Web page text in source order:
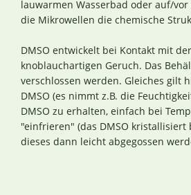
lauwarmen Wasserbad oder auf/
die Mikrowellen die chemische
DMSO entwickelt bei Kontakt mit
knoblauchartigen Geruch. Das
verschlossen werden. Gleiches gilt
DMSO (es nimmt z.B. die
DMSO zu erhalten, einfach bei
"einfrieren" (das DMSO kristallisiert
dieses dann leicht abgegossen